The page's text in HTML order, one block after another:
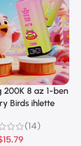
200K 8 az 1-ben
Birds ihlette
(14)
15.79